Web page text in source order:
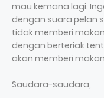
mau kemana lagi.
dengan suara pelan
tidak memberi
dengan berteriak
akan memberi
Saudara-saudara,